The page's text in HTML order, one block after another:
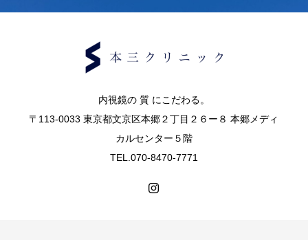
内視鏡の 質 にこだわる。
〒113-0033 東京都文京区本郷２丁目２６ー８ 本郷メディ
カルセンター５階
TEL.070-8470-7771